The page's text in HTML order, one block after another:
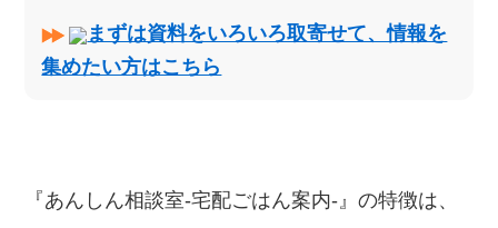
まずは資料をいろいろ取寄せて、情報を
集めたい方はこちら
『あんしん相談室‐宅配ごはん案内‐』の特徴は、